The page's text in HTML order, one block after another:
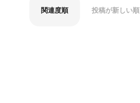
関連度順 投稿が新しい順